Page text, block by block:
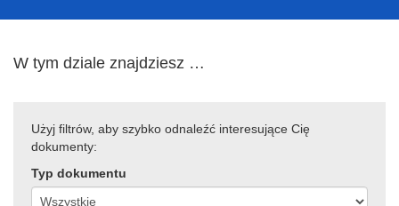
W tym dziale znajdziesz …
Użyj filtrów, aby szybko odnaleźć interesujące Cię
dokumenty:
Typ dokumentu